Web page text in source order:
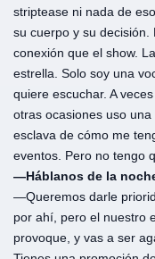
striptease ni nada de
su cuerpo y su decisión.
conexión que el show.
estrella. Solo soy una
quiere escuchar. A
otras ocasiones uso
esclava de cómo me
eventos. Pero no tengo
—Háblanos de la
—Queremos darle
por ahí, pero el nuestro
provoque, y vas a ser